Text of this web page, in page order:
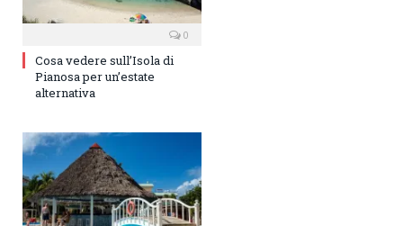
0
Cosa vedere sull’Isola di
Pianosa per un’estate
alternativa